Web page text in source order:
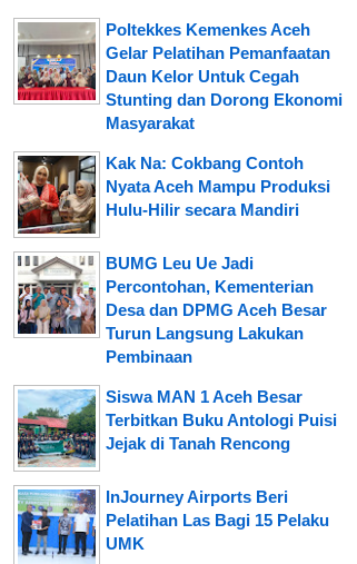
Poltekkes Kemenkes Aceh
Gelar Pelatihan Pemanfaatan
Daun Kelor Untuk Cegah
Stunting dan Dorong Ekonomi
Masyarakat
Kak Na: Cokbang Contoh
Nyata Aceh Mampu Produksi
Hulu-Hilir secara Mandiri
BUMG Leu Ue Jadi
Percontohan, Kementerian
Desa dan DPMG Aceh Besar
Turun Langsung Lakukan
Pembinaan
Siswa MAN 1 Aceh Besar
Terbitkan Buku Antologi Puisi
Jejak di Tanah Rencong
InJourney Airports Beri
Pelatihan Las Bagi 15 Pelaku
UMK